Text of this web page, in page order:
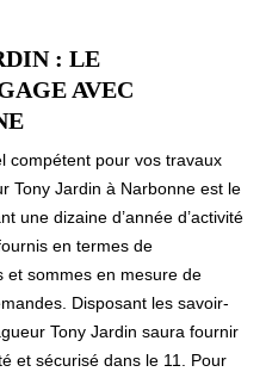
: LE
AVEC
compétent pour vos travaux
Tony Jardin à Narbonne est le
une dizaine d’année d’activité
en termes de
et sommes en mesure de
Disposant les savoir-
Tony Jardin saura fournir
et sécurisé dans le 11. Pour